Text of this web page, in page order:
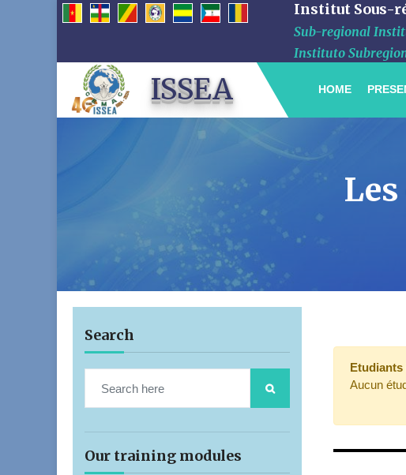
Institut Sous-
Sub-regional
Instituto
ISSEA HOME
Search
Our training modules
Aucun